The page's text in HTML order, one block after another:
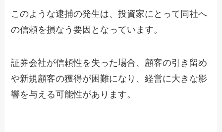
このような逮捕の発生は、投資家にとって同社へ
の信頼を損なう要因となっています。
証券会社が信頼性を失った場合、顧客の引き留め
や新規顧客の獲得が困難になり、経営に大きな影
響を与える可能性があります。